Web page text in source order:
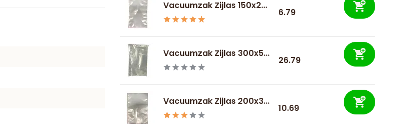
Vacuumzak Zijlas 150x2...
6.79
Vacuumzak Zijlas 300x5...
26.79
Vacuumzak Zijlas 200x3...
10.69